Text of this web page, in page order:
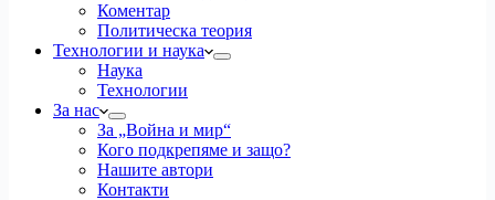
Коментар
Политическа теория
Технологии и наука
Наука
Технологии
За нас
За „Война и мир“
Кого подкрепяме и защо?
Нашите автори
Контакти